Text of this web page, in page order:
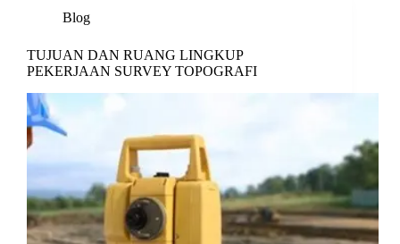
Blog
TUJUAN DAN RUANG LINGKUP
PEKERJAAN SURVEY TOPOGRAFI